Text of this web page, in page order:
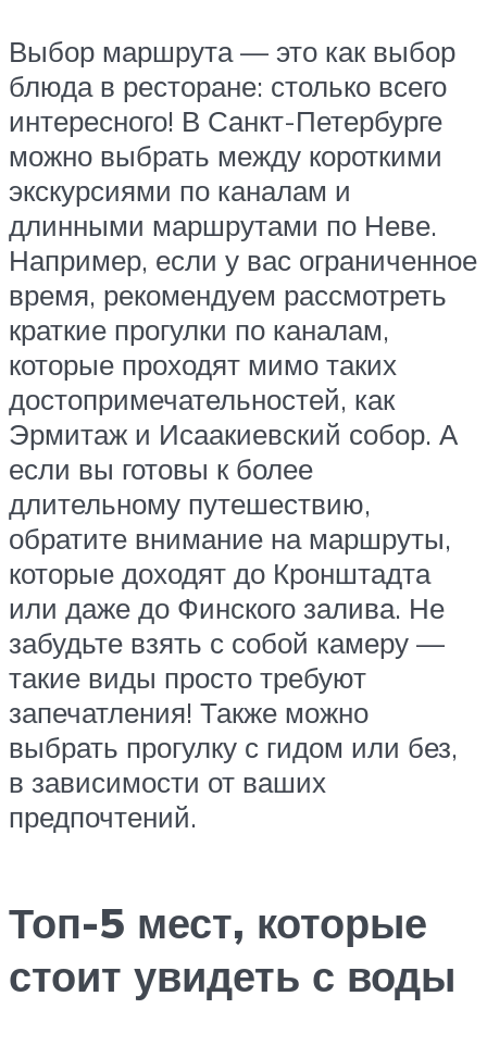
Выбор маршрута — это как выбор
блюда в ресторане: столько всего
интересного! В Санкт-Петербурге
можно выбрать между короткими
экскурсиями по каналам и
длинными маршрутами по Неве.
Например, если у вас ограниченное
время, рекомендуем рассмотреть
краткие прогулки по каналам,
которые проходят мимо таких
достопримечательностей, как
Эрмитаж и Исаакиевский собор. А
если вы готовы к более
длительному путешествию,
обратите внимание на маршруты,
которые доходят до Кронштадта
или даже до Финского залива. Не
забудьте взять с собой камеру —
такие виды просто требуют
запечатления! Также можно
выбрать прогулку с гидом или без,
в зависимости от ваших
предпочтений.
Топ-5 мест, которые
стоит увидеть с воды